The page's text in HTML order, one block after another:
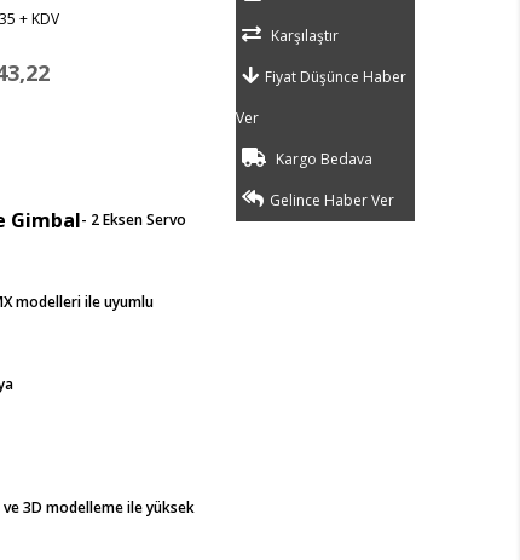
+ KDV
Gimbal- 2 Eksen Servo
modelleri ile uyumlu
3D modelleme ile yüksek
Karşılaştır
Fiyat Düşünce Haber
Ver
Kargo Bedava
Gelince Haber Ver